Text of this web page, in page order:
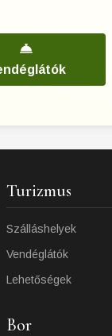
Turizmus
Szálláshelyek
Vendéglátók
Lehetőségek
Bor